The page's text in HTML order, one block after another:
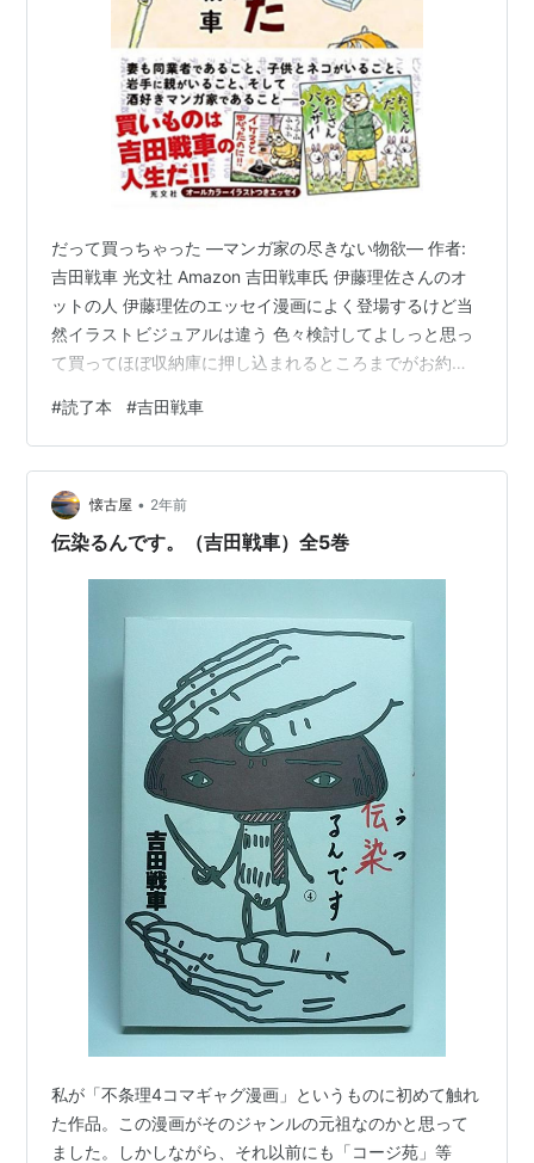
だって買っちゃった ―マンガ家の尽きない物欲― 作者:
吉田戦車 光文社 Amazon 吉田戦車氏 伊藤理佐さんのオ
ットの人 伊藤理佐のエッセイ漫画によく登場するけど当
然イラストビジュアルは違う 色々検討してよしっと思っ
て買ってほぼ収納庫に押し込まれるところまでがお約束
#読了本 #吉田戦車
懐古屋 • 2年前
伝染るんです。（吉田戦車）全5巻
私が「不条理4コマギャグ漫画」というものに初めて触れ
た作品。この漫画がそのジャンルの元祖なのかと思って
ました。しかしながら、それ以前にも「コージ苑」等